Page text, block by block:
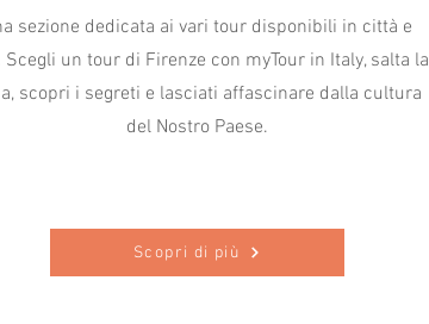
sezione dedicata ai vari tour disponibili in città e
Scegli un tour di Firenze con myTour in Italy, salta la
scopri i segreti e lasciati affascinare dalla cultura
del Nostro Paese.
Scopri di più